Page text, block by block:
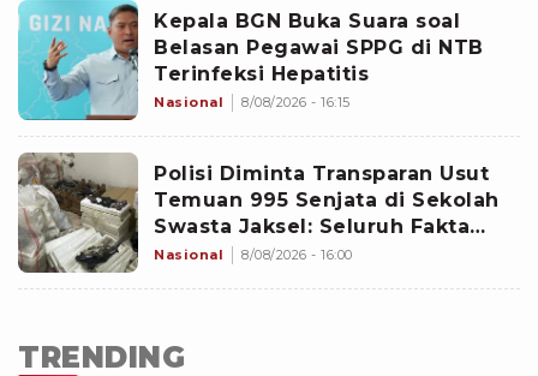
Kepala BGN Buka Suara soal
Belasan Pegawai SPPG di NTB
Terinfeksi Hepatitis
Nasional 8/08/2026 - 16:15
Polisi Diminta Transparan Usut
Temuan 995 Senjata di Sekolah
Swasta Jaksel: Seluruh Fakta
Harus Dibuka
Nasional 8/08/2026 - 16:00
TRENDING